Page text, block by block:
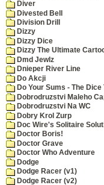
Diver
Divested Bell
Division Drill
Dizzy
Dizzy Dice
Dizzy The Ultimate
Dmd Jewlz
Dnieper River Line
Do Akcji
Do Your Sums - The
Dobrodruzstvi Maleho
Dobrodruzstvi Na WC
Dobry Krol Zurp
Doc Wire's Solitaire
Doctor Boris!
Doctor Grave
Doctor Who Adventure
Dodge
Dodge Racer (v1)
Dodge Racer (v2)